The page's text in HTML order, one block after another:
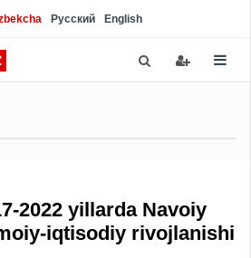
Русский English
2022 yillarda Navoiy
iqtisodiy rivojlanishi